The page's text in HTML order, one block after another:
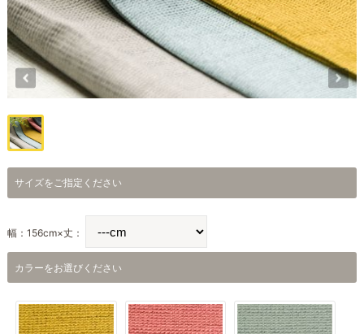
サイズをご指定ください
幅：156cm×丈：
カラーをお選びください